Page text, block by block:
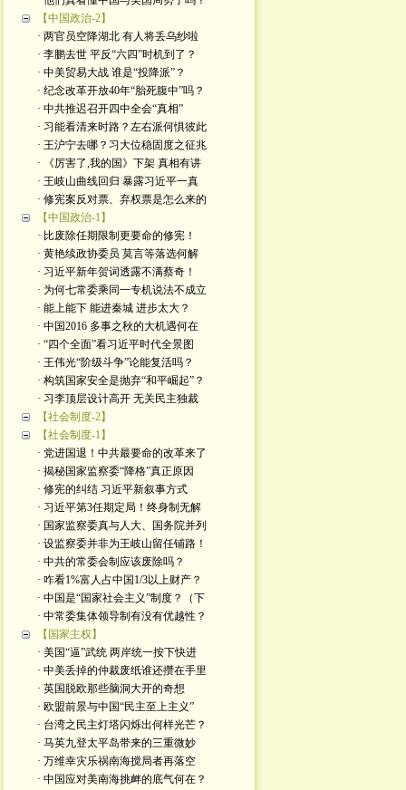
【中国政治-2】
· 两官员空降湖北 有人将丢乌纱啦
· 李鹏去世 平反“六四”时机到了？
· 中美贸易大战 谁是“投降派”？
· 纪念改革开放40年“胎死腹中”吗？
· 中共推迟召开四中全会“真相”
· 习能看清来时路？左右派何惧彼此
· 王沪宁去哪？习大位稳固度之征兆
· 《厉害了,我的国》下架 真相有讲
· 王岐山曲线回归 暴露习近平一真
· 修宪案反对票、弃权票是怎么来的
【中国政治-1】
· 比废除任期限制更要命的修宪！
· 黄艳续政协委员 莫言等落选何解
· 习近平新年贺词透露不满蔡奇！
· 为何七常委乘同一专机说法不成立
· 能上能下 能进秦城 进步太大？
· 中国2016 多事之秋的大机遇何在
· “四个全面”看习近平时代全景图
· 王伟光“阶级斗争”论能复活吗？
· 构筑国家安全是抛弃“和平崛起”？
· 习李顶层设计高开 无关民主独裁
【社会制度-2】
【社会制度-1】
· 党进国退！中共最要命的改革来了
· 揭秘国家监察委“降格”真正原因
· 修宪的纠结 习近平新叙事方式
· 习近平第3任期定局！终身制无解
· 国家监察委真与人大、国务院并列
· 设监察委并非为王岐山留任铺路！
· 中共的常委会制应该废除吗？
· 咋看1%富人占中国1/3以上财产？
· 中国是“国家社会主义”制度？（下
· 中常委集体领导制有没有优越性？
【国家主权】
· 美国“逼”武统 两岸统一按下快进
· 中美丢掉的仲裁废纸谁还攒在手里
· 英国脱欧那些脑洞大开的奇想
· 欧盟前景与中国“民主至上主义”
· 台湾之民主灯塔闪烁出何样光芒？
· 马英九登太平岛带来的三重微妙
· 万维幸灾乐祸南海搅局者再落空
· 中国应对美南海挑衅的底气何在？